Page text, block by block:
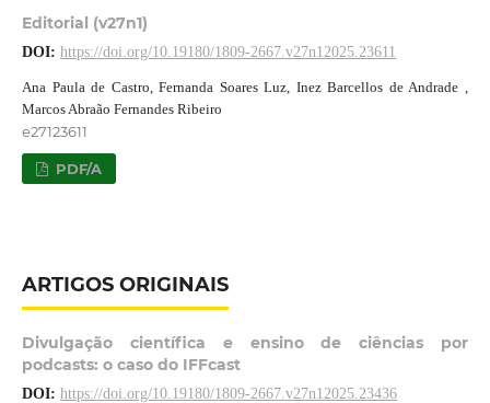
Editorial (v27n1)
DOI: https://doi.org/10.19180/1809-2667.v27n12025.23611
Ana Paula de Castro, Fernanda Soares Luz, Inez Barcellos de Andrade ,
Marcos Abraão Fernandes Ribeiro
e27123611
PDF/A
ARTIGOS ORIGINAIS
Divulgação científica e ensino de ciências por
podcasts: o caso do IFFcast
DOI: https://doi.org/10.19180/1809-2667.v27n12025.23436